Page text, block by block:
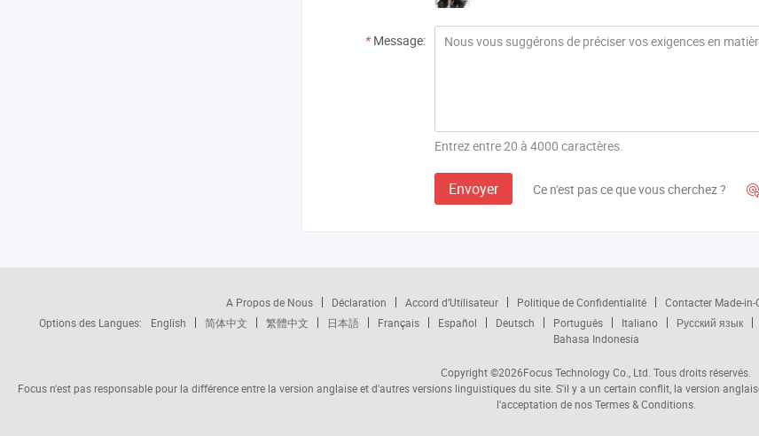
* Message:
Entrez entre 20 à 4000 caractères.
Envoyer Ce n'est pas ce que vous cherchez ?
A Propos de Nous Déclaration Accord d’Utilisateur Politique de Confidentialité Contacter Made-
Options des Langues:
English 简体中文 繁體中文 日本語 Français Español Deutsch Português Italiano Русский язык
Bahasa Indonesia
Copyright ©2026Focus Technology Co., Ltd. Tous droits réservés.
Focus n'est pas responsable pour la différence entre la version anglaise et d'autres versions linguistiques du site. S'il y a un certain conflit, la version
l'acceptation de nos Termes & Conditions.